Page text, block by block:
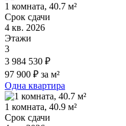
1 комната, 40.7 м²
Срок сдачи
4 кв. 2026
Этажи
3
3 984 530 ₽
97 900 ₽ за м²
Одна квартира
1 комната, 40.9 м²
Срок сдачи